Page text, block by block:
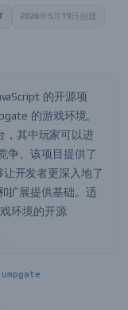
2026年5月19日创建
的开源项
的游戏环境。
，其中玩家可以进
争。该项目提供了
开发者更深入地了
扩展提供基础。适
环境的开源